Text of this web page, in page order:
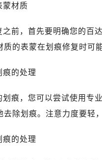
蒙材质
之前，首先要明确您的百
质的表蒙在划痕修复时可
痕的处理
划痕，您可以尝试使用专
去除划痕。注意力度要轻
痕的处理